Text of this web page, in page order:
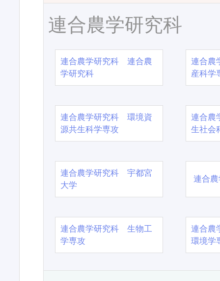
連合農学研究科
連合農学研究科 連合農
学研究科
連合農
産科学
連合農学研究科 環境資
源共生科学専攻
連合農
生社会
連合農学研究科 宇都宮
大学
連合
連合農学研究科 生物工
学専攻
連合農
環境学